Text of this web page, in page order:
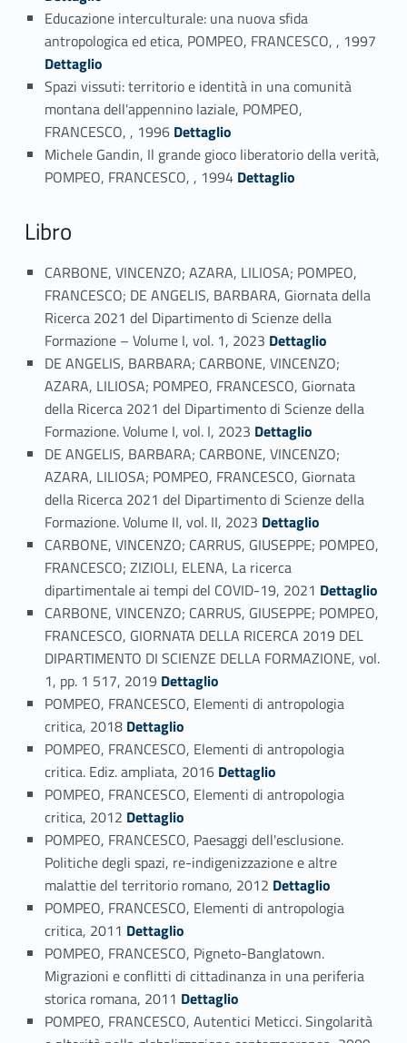
Educazione interculturale: una nuova sfida
antropologica ed etica, POMPEO, FRANCESCO, , 1997
Dettaglio
Spazi vissuti: territorio e identità in una comunità
montana dell'appennino laziale, POMPEO,
FRANCESCO, , 1996 Link identifier #identifier_person_189720-22
Dettaglio
Michele Gandin, Il grande gioco liberatorio della verità,
POMPEO, FRANCESCO, , 1994 Link identifier #identifier_person_165095-23
Dettaglio
Libro
CARBONE, VINCENZO; AZARA, LILIOSA; POMPEO,
FRANCESCO; DE ANGELIS, BARBARA, Giornata della
Ricerca 2021 del Dipartimento di Scienze della
Formazione – Volume I, vol. 1, 2023 Link identifier #identifier_person_173665-24
Dettaglio
DE ANGELIS, BARBARA; CARBONE, VINCENZO;
AZARA, LILIOSA; POMPEO, FRANCESCO, Giornata
della Ricerca 2021 del Dipartimento di Scienze della
Formazione. Volume I, vol. I, 2023 Link identifier #identifier_person_133100-25
Dettaglio
DE ANGELIS, BARBARA; CARBONE, VINCENZO;
AZARA, LILIOSA; POMPEO, FRANCESCO, Giornata
della Ricerca 2021 del Dipartimento di Scienze della
Formazione. Volume II, vol. II, 2023 Link identifier #identifier_person_39874-26
Dettaglio
CARBONE, VINCENZO; CARRUS, GIUSEPPE; POMPEO,
FRANCESCO; ZIZIOLI, ELENA, La ricerca
dipartimentale ai tempi del COVID-19, 2021 Link identifier #identifier_person_25243-27
Dettaglio
CARBONE, VINCENZO; CARRUS, GIUSEPPE; POMPEO,
FRANCESCO, GIORNATA DELLA RICERCA 2019 DEL
DIPARTIMENTO DI SCIENZE DELLA FORMAZIONE, vol.
1, pp. 1 517, 2019 Link identifier #identifier_person_52022-28
Dettaglio
POMPEO, FRANCESCO, Elementi di antropologia
critica, 2018 Link identifier #identifier_person_13488-29
Dettaglio
POMPEO, FRANCESCO, Elementi di antropologia
critica. Ediz. ampliata, 2016 Link identifier #identifier_person_82963-30
Dettaglio
POMPEO, FRANCESCO, Elementi di antropologia
critica, 2012 Link identifier #identifier_person_118000-31
Dettaglio
POMPEO, FRANCESCO, Paesaggi dell'esclusione.
Politiche degli spazi, re-indigenizzazione e altre
malattie del territorio romano, 2012 Link identifier #identifier_person_113666-32
Dettaglio
POMPEO, FRANCESCO, Elementi di antropologia
critica, 2011 Link identifier #identifier_person_50576-33
Dettaglio
POMPEO, FRANCESCO, Pigneto-Banglatown.
Migrazioni e conflitti di cittadinanza in una periferia
storica romana, 2011 Link identifier #identifier_person_54750-34
Dettaglio
POMPEO, FRANCESCO, Autentici Meticci. Singolarità